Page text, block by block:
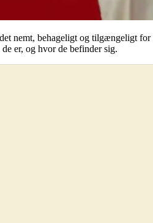
nemt, behageligt og tilgængeligt for
er, og hvor de befinder sig.